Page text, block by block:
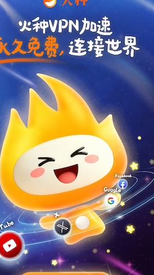
支持[0] 反对
支持
反对 [0]
支持[0] 反对[0]